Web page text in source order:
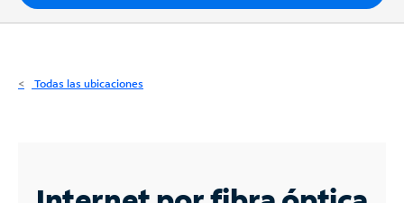
Internet
Todas las ubicaciones